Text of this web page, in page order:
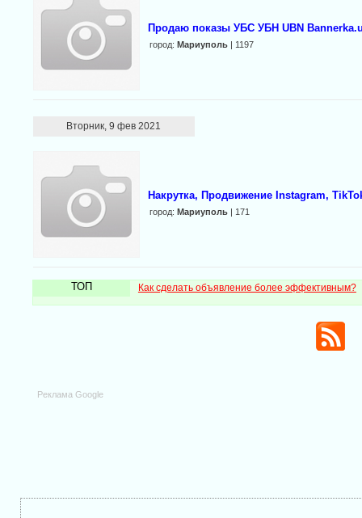
Продаю показы УБС УБН UBN
город: Мариуполь| 1197
Вторник, 9 фев 2021
Накрутка, Продвижение Instagram,
город: Мариуполь| 171
ТОП Как сделать объявление более эффективным?
Реклама Google